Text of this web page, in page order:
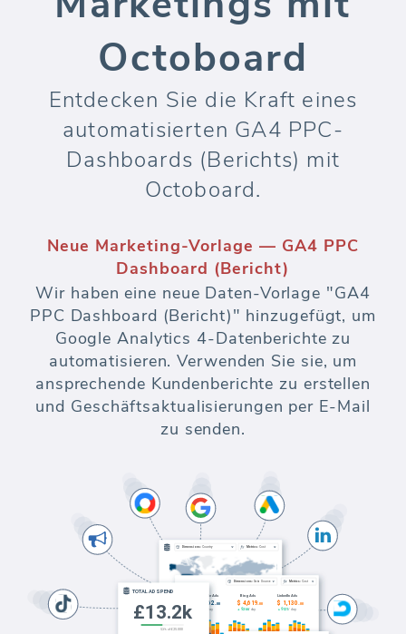
Octoboard
Entdecken Sie die Kraft eines
automatisierten GA4 PPC-
Dashboards (Berichts) mit
Octoboard.
Neue Marketing-Vorlage — GA4 PPC
Dashboard (Bericht)
Wir haben eine neue Daten-Vorlage "GA4
PPC Dashboard (Bericht)" hinzugefügt, um
Google Analytics 4-Datenberichte zu
automatisieren. Verwenden Sie sie, um
ansprechende Kundenberichte zu erstellen
und Geschäftsaktualisierungen per E-Mail
zu senden.